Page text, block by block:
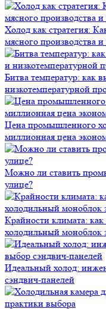
Холод как стратегия:
мясного производства
Битва температур: как
низкотемпературной
Цена промышленного
миллионная цена
Можно ли ставить
улице?
Крайности климата:
холодильный моноблок
Идеальный холод:
сэндвич-панелей